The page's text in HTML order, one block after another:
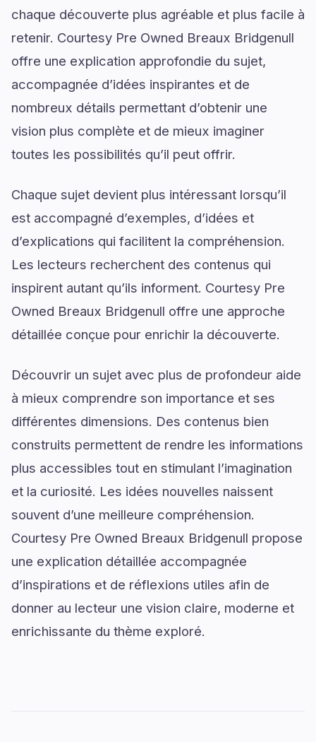
chaque découverte plus agréable et plus facile à
retenir. Courtesy Pre Owned Breaux Bridgenull
offre une explication approfondie du sujet,
accompagnée d’idées inspirantes et de
nombreux détails permettant d’obtenir une
vision plus complète et de mieux imaginer
toutes les possibilités qu’il peut offrir.
Chaque sujet devient plus intéressant lorsqu’il
est accompagné d’exemples, d’idées et
d’explications qui facilitent la compréhension.
Les lecteurs recherchent des contenus qui
inspirent autant qu’ils informent. Courtesy Pre
Owned Breaux Bridgenull offre une approche
détaillée conçue pour enrichir la découverte.
Découvrir un sujet avec plus de profondeur aide
à mieux comprendre son importance et ses
différentes dimensions. Des contenus bien
construits permettent de rendre les informations
plus accessibles tout en stimulant l’imagination
et la curiosité. Les idées nouvelles naissent
souvent d’une meilleure compréhension.
Courtesy Pre Owned Breaux Bridgenull propose
une explication détaillée accompagnée
d’inspirations et de réflexions utiles afin de
donner au lecteur une vision claire, moderne et
enrichissante du thème exploré.